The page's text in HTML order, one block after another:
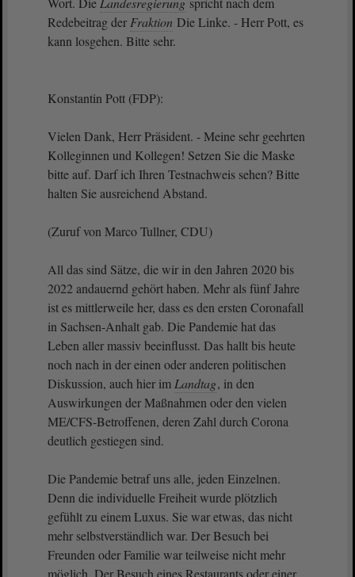
Redebeitrag der Fraktion Die Linke. - Herr Pott, es
kann losgehen. Bitte sehr.
Konstantin Pott (FDP):
Vielen Dank, Herr Präsident. - Meine sehr geehrten
Kolleginnen und Kollegen! Setzen Sie die Maske
bitte auf. Darf ich Ihren Testnachweis sehen? Bitte
halten Sie ausreichend Abstand.
(Zuruf von Marco Tullner, CDU)
All das sind Sätze, die wir in den Jahren 2020 bis
2022 andauernd gehört haben. Mehr als fünf Jahre
ist es mittlerweile her, dass es den ersten Coronafall
in Sachsen-Anhalt gab. Die Pandemie hat das
Leben aller massiv beeinflusst. Das hallt bis heute
noch nach in der einen oder anderen politischen
Diskussion, auch hier im Landtag, in den
Auswirkungen der Maßnahmen oder den vielen
ME/CFS-Betroffenen, deren Zahl durch Corona
deutlich gestiegen sind.
Die Pandemie betraf uns alle, jeden Einzelnen.
Denn die individuelle Freiheit wurde plötzlich
gefühlt zu einem Luxus. Sie war etwas, das nicht
mehr selbstverständlich war. Der Besuch bei
Freunden oder Familie war teilweise nicht mehr
möglich. Der Besuch eines Restaurants oder einer